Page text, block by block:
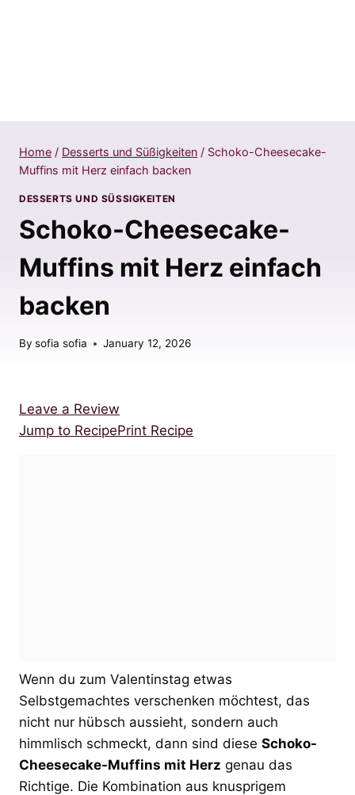
Home / Desserts und Süßigkeiten / Schoko-Cheesecake-
Muffins mit Herz einfach backen
DESSERTS UND SÜSSIGKEITEN
Schoko-Cheesecake-
Muffins mit Herz einfach
backen
By sofia sofia January 12, 2026
Jump to RecipePrint Recipe
Leave a Review
Wenn du zum Valentinstag etwas
Selbstgemachtes verschenken möchtest, das
nicht nur hübsch aussieht, sondern auch
himmlisch schmeckt, dann sind diese Schoko-
Cheesecake-Muffins mit Herz genau das
Richtige. Die Kombination aus knusprigem